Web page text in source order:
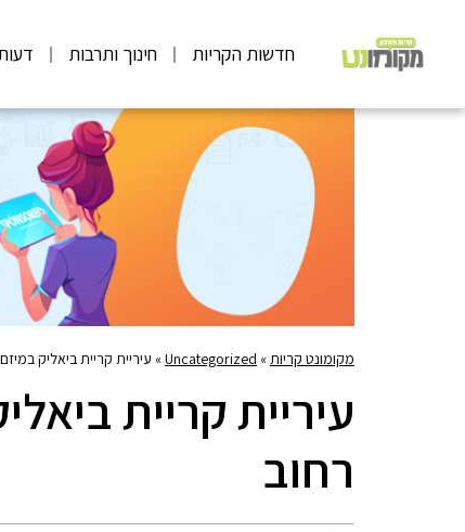
חדשות הקריות חינוך ותרבות
מקומונט קריות »
Uncategorized
» עיריית קריית ביאליק
עיריית קריית
רחוב